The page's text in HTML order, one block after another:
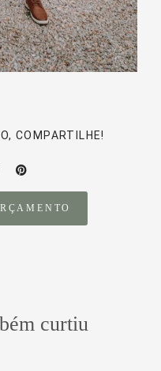
COMPARTILHE!
curtiu